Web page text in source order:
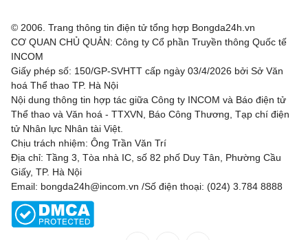
© 2006. Trang thông tin điện tử tổng hợp Bongda24h.vn
CƠ QUAN CHỦ QUẢN: Công ty Cổ phần Truyền thông Quốc tế
INCOM
Giấy phép số: 150/GP-SVHTT cấp ngày 03/4/2026 bởi Sở Văn
hoá Thể thao TP. Hà Nội
Nội dung thông tin hợp tác giữa Công ty INCOM và Báo điện tử
Thể thao và Văn hoá - TTXVN, Báo Công Thương, Tạp chí điện
tử Nhân lực Nhân tài Việt.
Chịu trách nhiệm: Ông Trần Văn Trí
Địa chỉ: Tầng 3, Tòa nhà IC, số 82 phố Duy Tân, Phường Cầu
Giấy, TP. Hà Nội
Email: bongda24h@incom.vn /Số điện thoại: (024) 3.784 8888